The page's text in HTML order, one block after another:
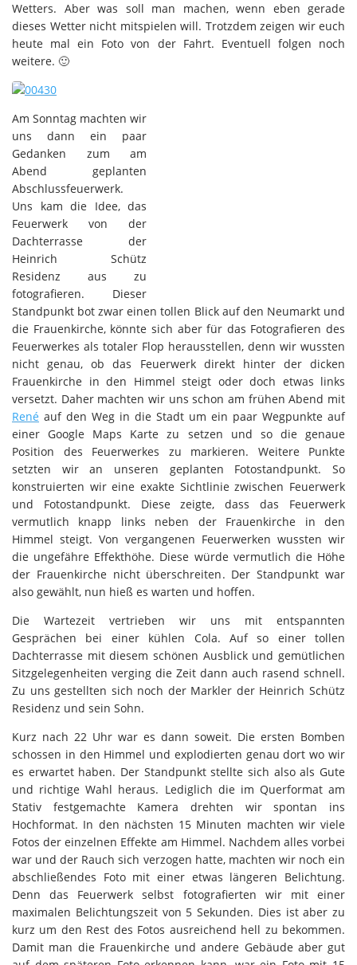
Wetters. Aber was soll man machen, wenn eben gerade
dieses Wetter nicht mitspielen will. Trotzdem zeigen wir euch
heute mal ein Foto von der Fahrt. Eventuell folgen noch
weitere. 🙂
Am Sonntag machten wir
uns dann ein paar
Gedanken zum am
Abend geplanten
Abschlussfeuerwerk.
Uns kam die Idee, das
Feuerwerk von der
Dachterrasse der
Heinrich Schütz
Residenz aus zu
fotografieren. Dieser
Standpunkt bot zwar einen tollen Blick auf den Neumarkt und
die Frauenkirche, könnte sich aber für das Fotografieren des
Feuerwerkes als totaler Flop herausstellen, denn wir wussten
nicht genau, ob das Feuerwerk direkt hinter der dicken
Frauenkirche in den Himmel steigt oder doch etwas links
versetzt. Daher machten wir uns schon am frühen Abend mit
René auf den Weg in die Stadt um ein paar Wegpunkte auf
einer Google Maps Karte zu setzen und so die genaue
Position des Feuerwerkes zu markieren. Weitere Punkte
setzten wir an unseren geplanten Fotostandpunkt. So
konstruierten wir eine exakte Sichtlinie zwischen Feuerwerk
und Fotostandpunkt. Diese zeigte, dass das Feuerwerk
vermutlich knapp links neben der Frauenkirche in den
Himmel steigt. Von vergangenen Feuerwerken wussten wir
die ungefähre Effekthöhe. Diese würde vermutlich die Höhe
der Frauenkirche nicht überschreiten. Der Standpunkt war
also gewählt, nun hieß es warten und hoffen.
Die Wartezeit vertrieben wir uns mit entspannten
Gesprächen bei einer kühlen Cola. Auf so einer tollen
Dachterrasse mit diesem schönen Ausblick und gemütlichen
Sitzgelegenheiten verging die Zeit dann auch rasend schnell.
Zu uns gestellten sich noch der Markler der Heinrich Schütz
Residenz und sein Sohn.
Kurz nach 22 Uhr war es dann soweit. Die ersten Bomben
schossen in den Himmel und explodierten genau dort wo wir
es erwartet haben. Der Standpunkt stellte sich also als Gute
und richtige Wahl heraus. Lediglich die im Querformat am
Stativ festgemachte Kamera drehten wir spontan ins
Hochformat. In den nächsten 15 Minuten machten wir viele
Fotos der einzelnen Effekte am Himmel. Nachdem alles vorbei
war und der Rauch sich verzogen hatte, machten wir noch ein
abschließendes Foto mit einer etwas längeren Belichtung.
Denn das Feuerwerk selbst fotografierten wir mit einer
maximalen Belichtungszeit von 5 Sekunden. Dies ist aber zu
kurz um den Rest des Fotos ausreichend hell zu bekommen.
Damit man die Frauenkirche und andere Gebäude aber gut